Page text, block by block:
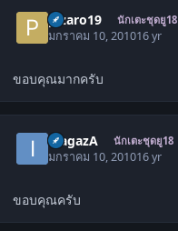
pizaro19 นักเตะชุดยู18
มกราคม 10, 201016 yr
ขอบคุณมากครับ
iBagazA นักเตะชุดยู18
มกราคม 10, 201016 yr
ขอบคุณครับ